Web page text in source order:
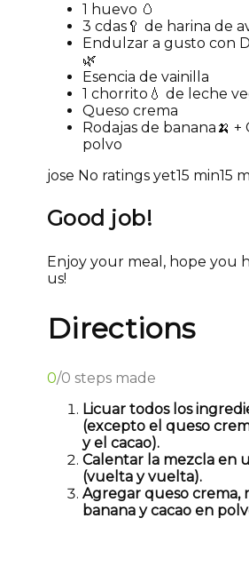
1 huevo 🥚
3 cdas🥄 de harina de
Endulzar a gusto con
🌿
Esencia de vainilla
1 chorrito💧 de leche
Queso crema
Rodajas de banana🍌 +
polvo
jose No ratings yet15 min15
Good job!
Enjoy your meal, hope you
us!
Directions
0/0 steps made
Licuar todos los
(excepto el queso
y el cacao).
Calentar la mezcla en
(vuelta y vuelta).
Agregar queso crema,
banana y cacao en